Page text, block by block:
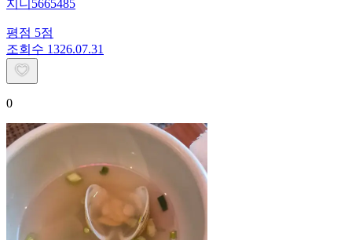
지니5665485
평점 5점
조회수 1326.07.31
0